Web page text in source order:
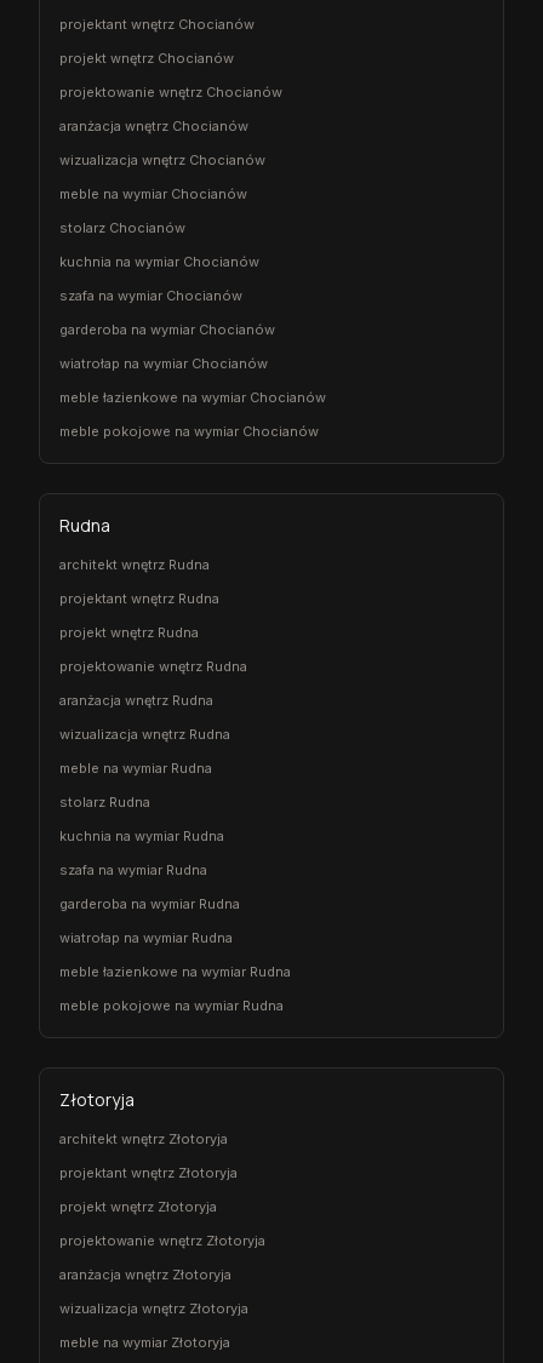
projektant wnętrz Chocianów
projekt wnętrz Chocianów
projektowanie wnętrz Chocianów
aranżacja wnętrz Chocianów
wizualizacja wnętrz Chocianów
meble na wymiar Chocianów
stolarz Chocianów
kuchnia na wymiar Chocianów
szafa na wymiar Chocianów
garderoba na wymiar Chocianów
wiatrołap na wymiar Chocianów
meble łazienkowe na wymiar Chocianów
meble pokojowe na wymiar Chocianów
Rudna
architekt wnętrz Rudna
projektant wnętrz Rudna
projekt wnętrz Rudna
projektowanie wnętrz Rudna
aranżacja wnętrz Rudna
wizualizacja wnętrz Rudna
meble na wymiar Rudna
stolarz Rudna
kuchnia na wymiar Rudna
szafa na wymiar Rudna
garderoba na wymiar Rudna
wiatrołap na wymiar Rudna
meble łazienkowe na wymiar Rudna
meble pokojowe na wymiar Rudna
Złotoryja
architekt wnętrz Złotoryja
projektant wnętrz Złotoryja
projekt wnętrz Złotoryja
projektowanie wnętrz Złotoryja
aranżacja wnętrz Złotoryja
wizualizacja wnętrz Złotoryja
meble na wymiar Złotoryja